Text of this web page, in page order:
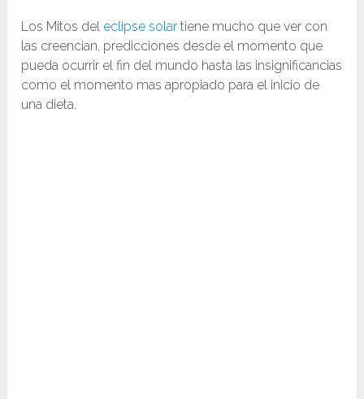
Los Mitos del eclipse solar tiene mucho que ver con
las creencian, predicciones desde el momento que
pueda ocurrir el fin del mundo hasta las insignificancias
como el momento mas apropiado para el inicio de
una dieta.